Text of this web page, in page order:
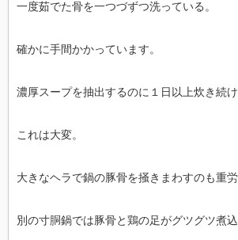
一度茹でた骨を一つづずつ洗っている。
確かに手間かかっています。
濃厚スープを抽出するのに１日以上炊き続け
これは大変。
大きなヘラで鍋の豚骨を掻きまわすのも重労
別の寸胴鍋では豚骨と鶏の足がグツグツ煮込